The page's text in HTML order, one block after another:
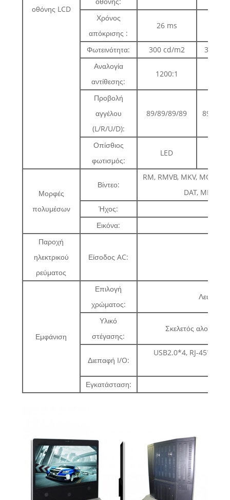
οθόνης LCD
Χρόνος
απόκρισης :
26 ms
Φωτεινότητα: 300 cd/m2
300
Αναλογία
αντίθεσης:
1200:1
Προβολή
αγγέλου
(L/R/U/D):
89/89/89/89 89/89/
Οπίσθιος
φωτισμός:
LED
Μορφές
πολυμέσων
Βίντεο:
RM, RMVB, MKV, MOV,
DAT, MP4,
Ήχος:
Εικόνα:
Παροχή
ηλεκτρικού
ρεύματος
Είσοδος AC:
Εμφάνιση
Επιλογή
χρώματος:
Λευκό/
Υλικό
στέγασης:
Σκελετός
Διεπαφή I/O:
USB2.0*4, RJ-45*1,
Εγκατάσταση: